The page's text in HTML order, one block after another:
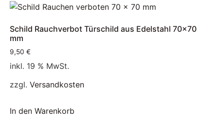
Schild Rauchverbot Türschild aus Edelstahl 70×70
mm
9,50 €
inkl. 19 % MwSt.
zzgl. Versandkosten
In den Warenkorb